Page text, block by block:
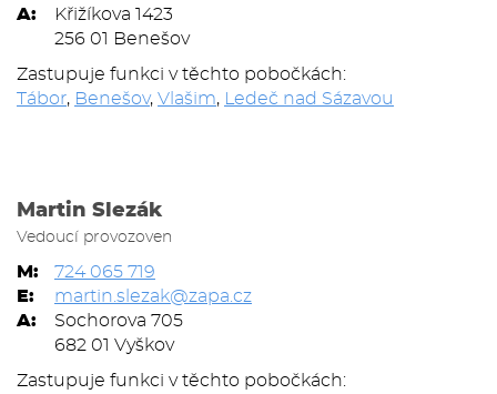
A:
Křižíkova 1423
256 01 Benešov
Zastupuje funkci v těchto pobočkách:
Tábor, Benešov, Vlašim, Ledeč nad Sázavou
Martin Slezák
Vedoucí provozoven
M:
724 065 719
E:
martin.slezak@zapa.cz
A:
Sochorova 705
682 01 Vyškov
Zastupuje funkci v těchto pobočkách: